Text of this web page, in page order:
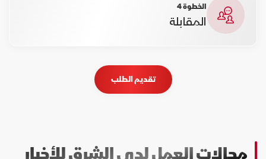
الخطوة 4
المقابلة
تقديم الطلب